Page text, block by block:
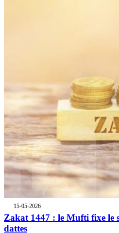
15-05-2026
Zakat 1447 : le Mufti fixe le
dattes